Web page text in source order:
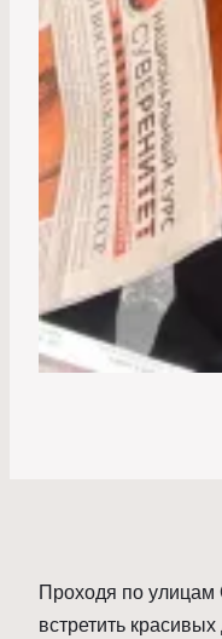
Проходя по улицам
встретить